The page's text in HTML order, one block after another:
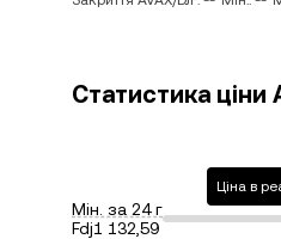
Статистика ціни
Мін. за 24 г
Fdj1 132,59
Ціна в